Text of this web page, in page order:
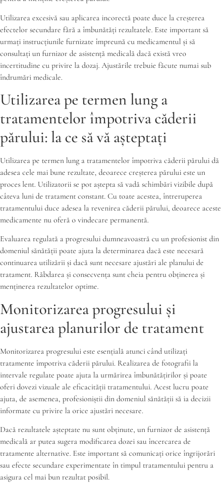
Utilizarea excesivă sau aplicarea incorectă poate duce la creșterea
efectelor secundare fără a îmbunătăți rezultatele. Este important să
urmați instrucțiunile furnizate împreună cu medicamentul și să
consultați un furnizor de asistență medicală dacă există vreo
incertitudine cu privire la dozaj. Ajustările trebuie făcute numai sub
îndrumări medicale.
Utilizarea pe termen lung a
tratamentelor împotriva căderii
părului: la ce să vă așteptați
Utilizarea pe termen lung a tratamentelor împotriva căderii părului dă
adesea cele mai bune rezultate, deoarece creșterea părului este un
proces lent. Utilizatorii se pot aștepta să vadă schimbări vizibile după
câteva luni de tratament constant. Cu toate acestea, întreruperea
tratamentului duce adesea la revenirea căderii părului, deoarece aceste
medicamente nu oferă o vindecare permanentă.
Evaluarea regulată a progresului dumneavoastră cu un profesionist din
domeniul sănătății poate ajuta la determinarea dacă este necesară
continuarea utilizării și dacă sunt necesare ajustări ale planului de
tratament. Răbdarea și consecvența sunt cheia pentru obținerea și
menținerea rezultatelor optime.
Monitorizarea progresului și
ajustarea planurilor de tratament
Monitorizarea progresului este esențială atunci când utilizați
tratamente împotriva căderii părului. Realizarea de fotografii la
intervale regulate poate ajuta la urmărirea îmbunătățirilor și poate
oferi dovezi vizuale ale eficacității tratamentului. Acest lucru poate
ajuta, de asemenea, profesioniștii din domeniul sănătății să ia decizii
informate cu privire la orice ajustări necesare.
Dacă rezultatele așteptate nu sunt obținute, un furnizor de asistență
medicală ar putea sugera modificarea dozei sau încercarea de
tratamente alternative. Este important să comunicați orice îngrijorări
sau efecte secundare experimentate în timpul tratamentului pentru a
asigura cel mai bun rezultat posibil.